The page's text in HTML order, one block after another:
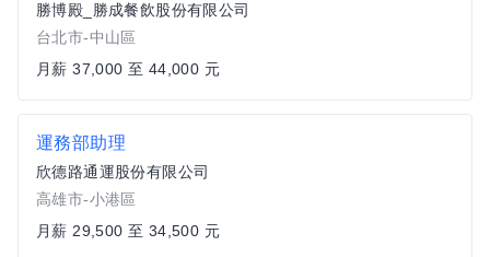
勝博殿_勝成餐飲股份有限公司
台北市-中山區
月薪 37,000 至 44,000 元
運務部助理
欣德路通運股份有限公司
高雄市-小港區
月薪 29,500 至 34,500 元